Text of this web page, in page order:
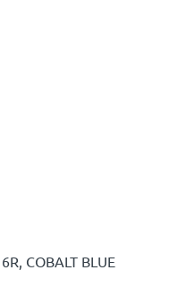
COBALT BLUE